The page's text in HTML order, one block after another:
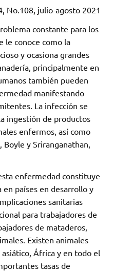
No.108, julio-agosto 2021
constante para los
le conoce como la
y ocasiona grandes
principalmente en
también pueden
manifestando
La infección se
ingestión de productos
enfermos, así como
y Sriranganathan,
enfermedad constituye
países en desarrollo y
sanitarias
para trabajadores de
de mataderos,
Existen animales
África y en todo el
tasas de